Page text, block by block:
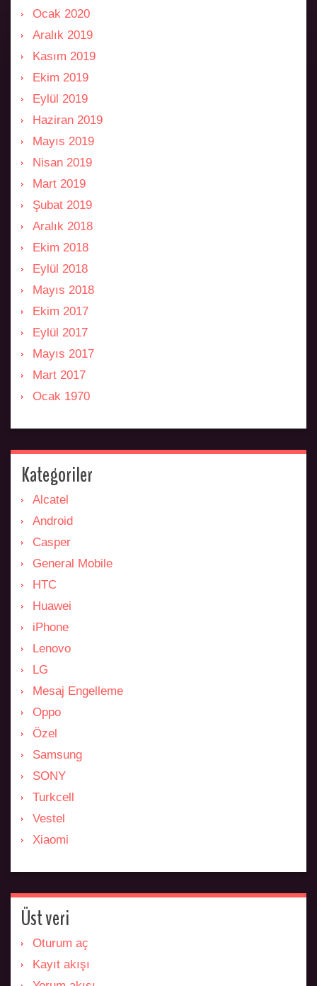
Ocak 2020
Aralık 2019
Kasım 2019
Ekim 2019
Eylül 2019
Haziran 2019
Mayıs 2019
Nisan 2019
Mart 2019
Şubat 2019
Aralık 2018
Ekim 2018
Eylül 2018
Mayıs 2018
Ekim 2017
Eylül 2017
Mayıs 2017
Mart 2017
Ocak 1970
Kategoriler
Alcatel
Android
Casper
General Mobile
HTC
Huawei
iPhone
Lenovo
LG
Mesaj Engelleme
Oppo
Özel
Samsung
SONY
Turkcell
Vestel
Xiaomi
Üst veri
Oturum aç
Kayıt akışı